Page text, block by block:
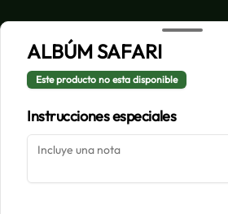
Redes sociales
Instagram
Facebook
Mi cuenta
Iniciar sesión
ALBÚM SAFARI
Este producto no esta disponible
Instrucciones especiales